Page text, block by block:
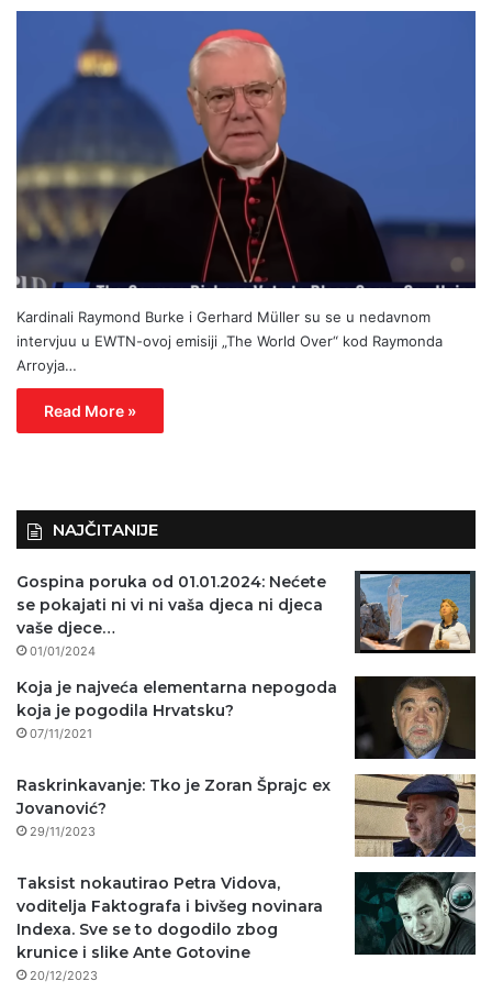
Kardinali Raymond Burke i Gerhard Müller su se u nedavnom
intervjuu u EWTN-ovoj emisiji „The World Over“ kod Raymonda
Arroyja…
Read More »
NAJČITANIJE
Gospina poruka od 01.01.2024: Nećete
se pokajati ni vi ni vaša djeca ni djeca
vaše djece…
01/01/2024
Koja je najveća elementarna nepogoda
koja je pogodila Hrvatsku?
07/11/2021
Raskrinkavanje: Tko je Zoran Šprajc ex
Jovanović?
29/11/2023
Taksist nokautirao Petra Vidova,
voditelja Faktografa i bivšeg novinara
Indexa. Sve se to dogodilo zbog
krunice i slike Ante Gotovine
20/12/2023